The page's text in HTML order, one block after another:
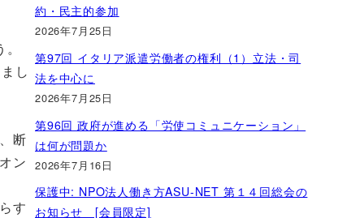
し
断
ン
す
約・民主的参加
2026年7月25日
第97回 イタリア派遣労働者の権利（1）立法・司
法を中心に
2026年7月25日
第96回 政府が進める「労使コミュニケーション」
は何が問題か
2026年7月16日
保護中: NPO法人働き方ASU-NET 第１４回総会の
お知らせ [会員限定]